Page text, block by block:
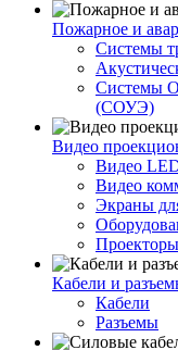
Пожарное и
Cистемы
Системы
(СОУЭ)
Видео
Видео
Видео
Экраны
Проекторы
Кабели и
Кабели
Разъемы